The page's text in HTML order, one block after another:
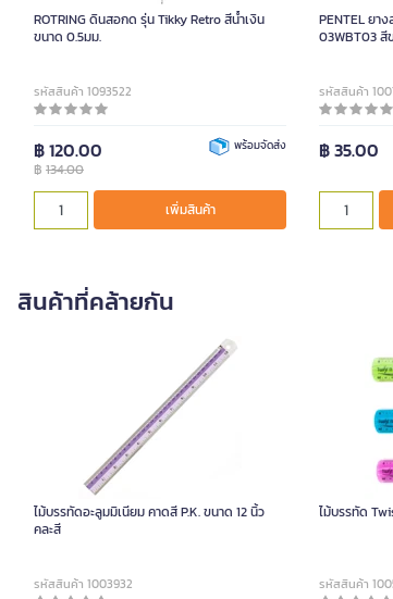
ROTRING ดินสอกด รุ่น Tikky Retro สีน้ำเงิน
ขนาด 0.5มม.
รหัสสินค้า 1093522
฿ 120.00
฿ 134.00
พร้อมจัดส่ง
เพิ่มสินค้า
PENTEL ยา
03WBT03 สี
รหัสสินค้า
฿ 35.00
สินค้าที่คล้ายกัน
ไม้บรรทัดอะลูมมิเนียม คาดสี P.K. ขนาด 12 นิ้ว
คละสี
รหัสสินค้า 1003932
ไม้บรรทัด
รหัสสินค้า